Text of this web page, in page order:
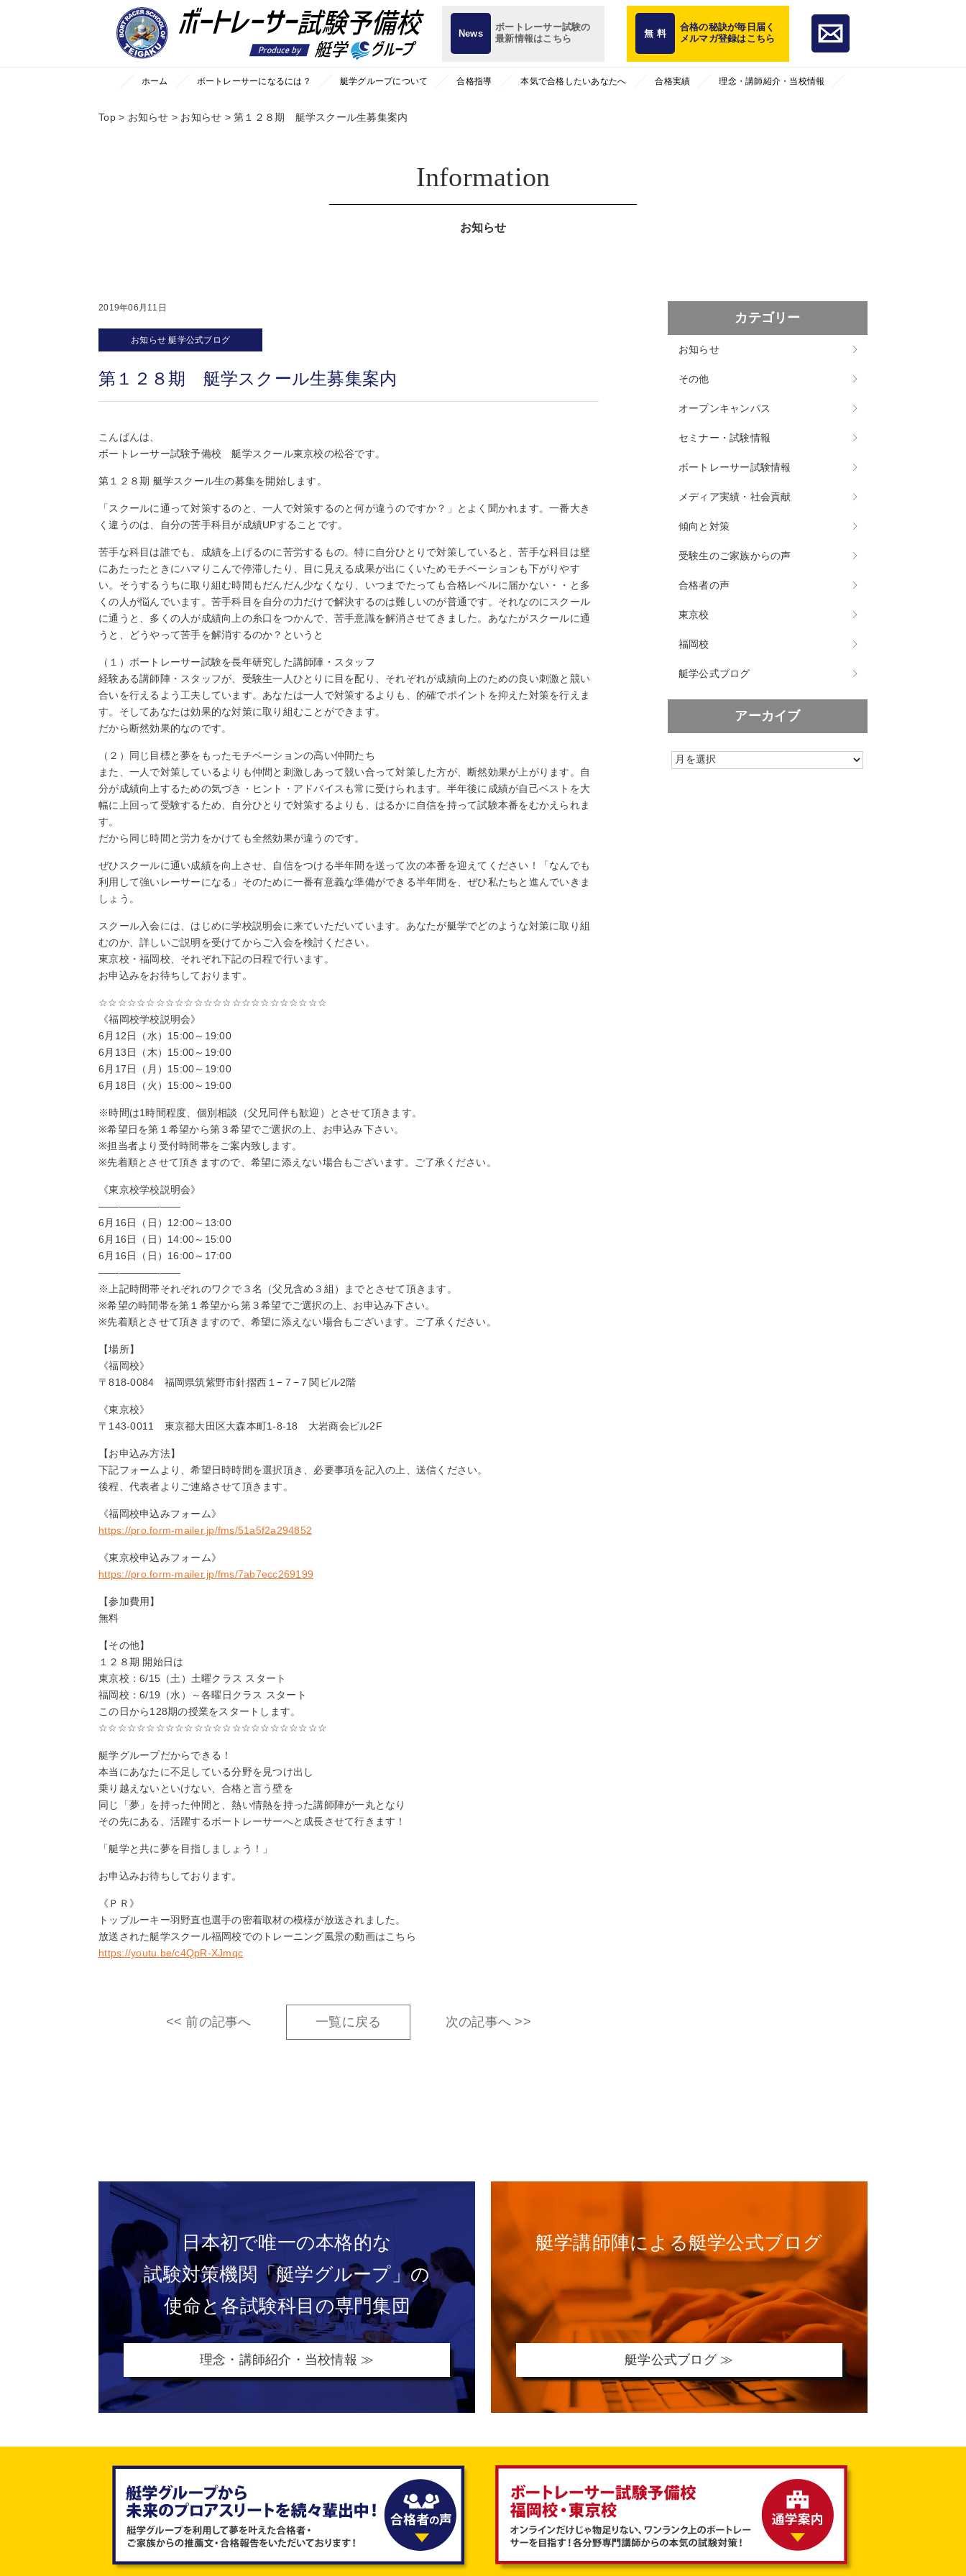
News
ボートレーサー試験の
最新情報はこちら
無 料
合格の秘訣が毎日届く
メルマガ登録はこちら
ホーム ボートレーサーになるには？ 艇学グループについて 合格指導 本気で合格したいあなたへ 合格実績 理念・講師紹介・当校情報
Top> お知らせ > お知らせ > 第１２８期 艇学スクール生募集案内
Information
お知らせ
2019年06月11日
お知らせ 艇学公式ブログ
第１２８期 艇学スクール生募集案内
こんばんは、
ボートレーサー試験予備校 艇学スクール東京校の松谷です。
第１２８期 艇学スクール生の募集を開始します。
「スクールに通って対策するのと、一人で対策するのと何が違うのですか？」とよく聞かれます。一番大き
く違うのは、自分の苦手科目が成績UPすることです。
苦手な科目は誰でも、成績を上げるのに苦労するもの。特に自分ひとりで対策していると、苦手な科目は壁
にあたったときにハマりこんで停滞したり、目に見える成果が出にくいためモチベーションも下がりやす
い。そうするうちに取り組む時間もだんだん少なくなり、いつまでたっても合格レベルに届かない・・と多
くの人が悩んでいます。苦手科目を自分の力だけで解決するのは難しいのが普通です。それなのにスクール
に通うと、多くの人が成績向上の糸口をつかんで、苦手意識を解消させてきました。あなたがスクールに通
うと、どうやって苦手を解消するのか？というと
（１）ボートレーサー試験を長年研究した講師陣・スタッフ
経験ある講師陣・スタッフが、受験生一人ひとりに目を配り、それぞれが成績向上のための良い刺激と競い
合いを行えるよう工夫しています。あなたは一人で対策するよりも、的確でポイントを抑えた対策を行えま
す。そしてあなたは効果的な対策に取り組むことができます。
だから断然効果的なのです。
（２）同じ目標と夢をもったモチベーションの高い仲間たち
また、一人で対策しているよりも仲間と刺激しあって競い合って対策した方が、断然効果が上がります。自
分が成績向上するための気づき・ヒント・アドバイスも常に受けられます。半年後に成績が自己ベストを大
幅に上回って受験するため、自分ひとりで対策するよりも、はるかに自信を持って試験本番をむかえられま
す。
だから同じ時間と労力をかけても全然効果が違うのです。
ぜひスクールに通い成績を向上させ、自信をつける半年間を送って次の本番を迎えてください！「なんでも
利用して強いレーサーになる」そのために一番有意義な準備ができる半年間を、ぜひ私たちと進んでいきま
しょう。
スクール入会には、はじめに学校説明会に来ていただいています。あなたが艇学でどのような対策に取り組
むのか、詳しいご説明を受けてからご入会を検討ください。
東京校・福岡校、それぞれ下記の日程で行います。
お申込みをお待ちしております。
☆☆☆☆☆☆☆☆☆☆☆☆☆☆☆☆☆☆☆☆☆☆☆☆
《福岡校学校説明会》
6月12日（水）15:00～19:00
6月13日（木）15:00～19:00
6月17日（月）15:00～19:00
6月18日（火）15:00～19:00
※時間は1時間程度、個別相談（父兄同伴も歓迎）とさせて頂きます。
※希望日を第１希望から第３希望でご選択の上、お申込み下さい。
※担当者より受付時間帯をご案内致します。
※先着順とさせて頂きますので、希望に添えない場合もございます。ご了承ください。
《東京校学校説明会》
————————
6月16日（日）12:00～13:00
6月16日（日）14:00～15:00
6月16日（日）16:00～17:00
————————
※上記時間帯それぞれのワクで３名（父兄含め３組）までとさせて頂きます。
※希望の時間帯を第１希望から第３希望でご選択の上、お申込み下さい。
※先着順とさせて頂きますので、希望に添えない場合もございます。ご了承ください。
【場所】
《福岡校》
〒818‐0084 福岡県筑紫野市針摺西１−７−７関ビル2階
《東京校》
〒143-0011 東京都大田区大森本町1-8-18 大岩商会ビル2F
【お申込み方法】
下記フォームより、希望日時時間を選択頂き、必要事項を記入の上、送信ください。
後程、代表者よりご連絡させて頂きます。
《福岡校申込みフォーム》
https://pro.form-mailer.jp/fms/51a5f2a294852
《東京校申込みフォーム》
https://pro.form-mailer.jp/fms/7ab7ecc269199
【参加費用】
無料
【その他】
１２８期 開始日は
東京校：6/15（土）土曜クラス スタート
福岡校：6/19（水）～各曜日クラス スタート
この日から128期の授業をスタートします。
☆☆☆☆☆☆☆☆☆☆☆☆☆☆☆☆☆☆☆☆☆☆☆☆
艇学グループだからできる！
本当にあなたに不足している分野を見つけ出し
乗り越えないといけない、合格と言う壁を
同じ「夢」を持った仲間と、熱い情熱を持った講師陣が一丸となり
その先にある、活躍するボートレーサーへと成長させて行きます！
「艇学と共に夢を目指しましょう！」
お申込みお待ちしております。
《ＰＲ》
トップルーキー羽野直也選手の密着取材の模様が放送されました。
放送された艇学スクール福岡校でのトレーニング風景の動画はこちら
https://youtu.be/c4QpR-XJmqc
<< 前の記事へ 一覧に戻る 次の記事へ >>
カテゴリー
お知らせ
その他
オープンキャンパス
セミナー・試験情報
ボートレーサー試験情報
メディア実績・社会貢献
傾向と対策
受験生のご家族からの声
合格者の声
東京校
福岡校
艇学公式ブログ
アーカイブ
日本初で唯一の本格的な
試験対策機関 「艇学グループ」の
使命と各試験科目の専門集団
理念・講師紹介・当校情報 ≫
艇学講師陣による艇学公式ブログ
艇学公式ブログ ≫